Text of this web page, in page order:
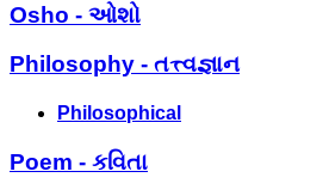
Osho - ઓશો
Philosophy - તત્ત્વજ્ઞાન
Philosophical
Poem - કવિતા